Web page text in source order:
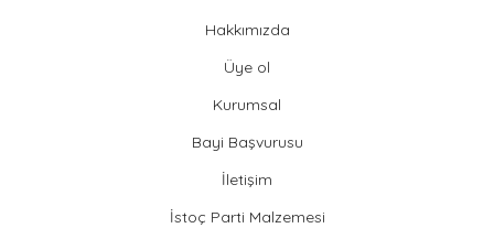
Hakkımızda
Üye ol
Kurumsal
Bayi Başvurusu
İletişim
İstoç Parti Malzemesi